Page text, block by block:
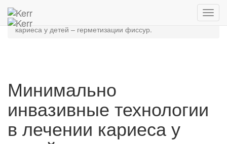
Главная
Минимально инвазивные технологии в лечении
кариеса у детей – герметизации фиссур.
Минимально
инвазивные технологии
в лечении кариеса у